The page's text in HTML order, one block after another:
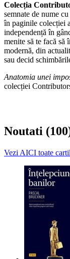
Colecția
semnate de nume
în paginile colecției
independență în
menite să te facă
modernă, din
sau decid
Anatomia unei
colecției
Noutati
Vezi AICI toate